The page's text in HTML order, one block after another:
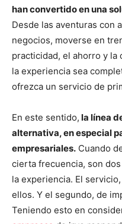
han convertido en una
Desde las aventuras con
negocios, moverse en
practicidad, el ahorro y la
la experiencia sea
ofrezca un servicio de
En este sentido, la línea
alternativa, en especial
empresariales. Cuando
cierta frecuencia, son
la experiencia. El
ellos. Y el segundo, de
Teniendo esto en